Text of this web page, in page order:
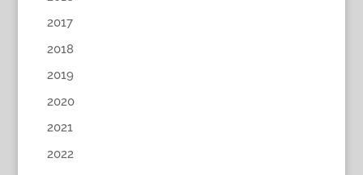
2017
2018
2019
2020
2021
2022